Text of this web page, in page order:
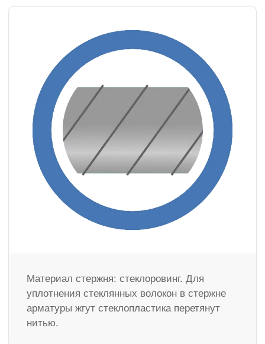
Материал стержня: стеклоровинг. Для
уплотнения стеклянных волокон в стержне
арматуры жгут стеклопластика перетянут
нитью.